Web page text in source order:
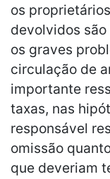
os
devolvidos
os graves
circulação de
importante
taxas, nas
responsável
omissão
que deveriam